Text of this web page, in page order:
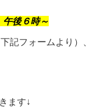
午後６時～
記フォームより）、
ます↓